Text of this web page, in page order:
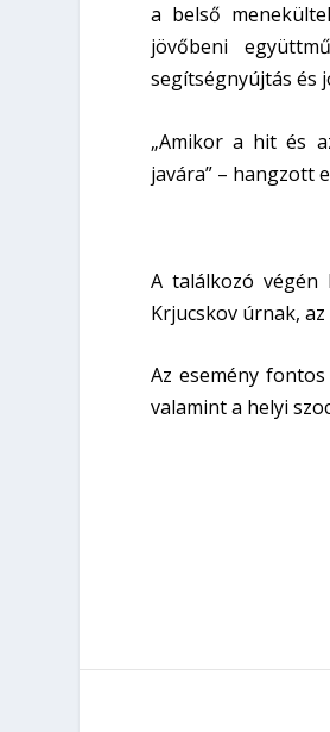
a belső
jövőbeni
segítségnyújtás és
„Amikor a hit és
javára” – hangzott
A találkozó végén
Krjucskov úrnak,
Az esemény
valamint a helyi